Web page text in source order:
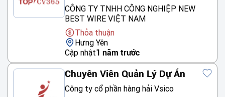
CÔNG TY TNHH CÔNG NGHIỆP NEW
BEST WIRE VIỆT NAM
Thỏa thuận
Hưng Yên
Cập nhật1 năm trước
Chuyên Viên Quản Lý Dự Án
Công ty cổ phần hàng hải Vsico